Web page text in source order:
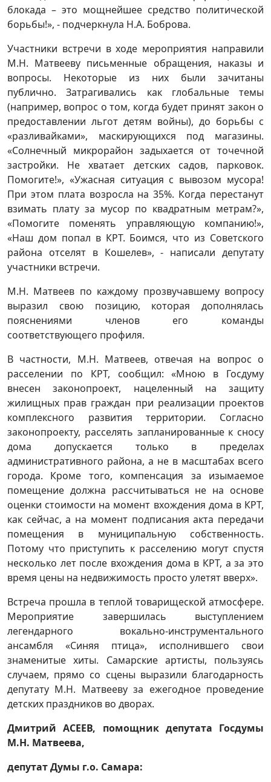
блокада – это мощнейшее средство политической
борьбы!», - подчеркнула Н.А. Боброва.
Участники встречи в ходе мероприятия направили
М.Н. Матвееву письменные обращения, наказы и
вопросы. Некоторые из них были зачитаны
публично. Затрагивались как глобальные темы
(например, вопрос о том, когда будет принят закон о
предоставлении льгот детям войны), до борьбы с
«разливайками», маскирующихся под магазины.
«Солнечный микрорайон задыхается от точечной
застройки. Не хватает детских садов, парковок.
Помогите!», «Ужасная ситуация с вывозом мусора!
При этом плата возросла на 35%. Когда перестанут
взимать плату за мусор по квадратным метрам?»,
«Помогите поменять управляющую компанию!»,
«Наш дом попал в КРТ. Боимся, что из Советского
района отселят в Кошелев», - написали депутату
участники встречи.
М.Н. Матвеев по каждому прозвучавшему вопросу
выразил свою позицию, которая дополнялась
пояснениями членов его команды
соответствующего профиля.
В частности, М.Н. Матвеев, отвечая на вопрос о
расселении по КРТ, сообщил: «Мною в Госдуму
внесен законопроект, нацеленный на защиту
жилищных прав граждан при реализации проектов
комплексного развития территории. Согласно
законопроекту, расселять запланированные к сносу
дома допускается только в пределах
административного района, а не в масштабах всего
города. Кроме того, компенсация за изымаемое
помещение должна рассчитываться не на основе
оценки стоимости на момент вхождения дома в КРТ,
как сейчас, а на момент подписания акта передачи
помещения в муниципальную собственность.
Потому что приступить к расселению могут спустя
несколько лет после вхождения дома в КРТ, а за это
время цены на недвижимость просто улетят вверх».
Встреча прошла в теплой товарищеской атмосфере.
Мероприятие завершилась выступлением
легендарного вокально-инструментального
ансамбля «Синяя птица», исполнившего свои
знаменитые хиты. Самарские артисты, пользуясь
случаем, прямо со сцены выразили благодарность
депутату М.Н. Матвееву за ежегодное проведение
детских праздников во дворах.
Дмитрий АСЕЕВ, помощник депутата Госдумы
М.Н. Матвеева,
депутат Думы г.о. Самара: